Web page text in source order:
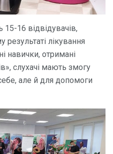
15-16 відвідувачів,
лікування
навички, отримані
слухачі мають змогу
але й для допомоги